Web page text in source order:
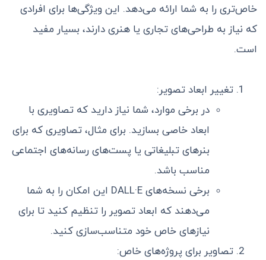
خاص‌تری را به شما ارائه می‌دهد. این ویژگی‌ها برای افرادی
که نیاز به طراحی‌های تجاری یا هنری دارند، بسیار مفید
است.
تغییر ابعاد تصویر:
در برخی موارد، شما نیاز دارید که تصاویری با
ابعاد خاصی بسازید. برای مثال، تصاویری که برای
بنرهای تبلیغاتی یا پست‌های رسانه‌های اجتماعی
مناسب باشد.
برخی نسخه‌های DALL·E این امکان را به شما
می‌دهند که ابعاد تصویر را تنظیم کنید تا برای
نیازهای خاص خود متناسب‌سازی کنید.
تصاویر برای پروژه‌های خاص: